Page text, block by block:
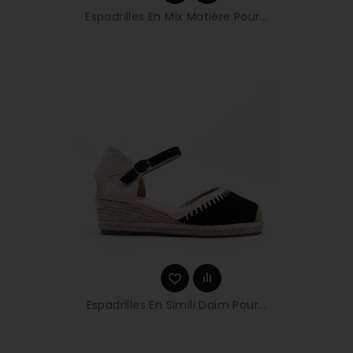
Espadrilles En Mix Matière Pour...
Espadrilles En Simili Daim Pour...